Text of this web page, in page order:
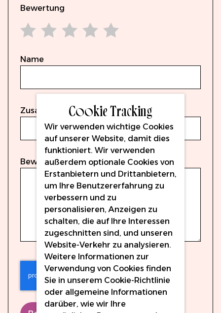
Bewertung
Name
Zusammenfassung
Bewertungen
Cookie Tracking
Wir verwenden wichtige Cookies
auf unserer Website, damit dies
funktioniert. Wir verwenden
außerdem optionale Cookies von
Erstanbietern und Drittanbietern,
um Ihre Benutzererfahrung zu
verbessern und zu
personalisieren, Anzeigen zu
schalten, die auf Ihre Interessen
zugeschnitten sind, und unseren
Website-Verkehr zu analysieren.
Weitere Informationen zur
Verwendung von Cookies finden
Sie in unserem Cookie-Richtlinie
oder allgemeine Informationen
darüber, wie wir Ihre